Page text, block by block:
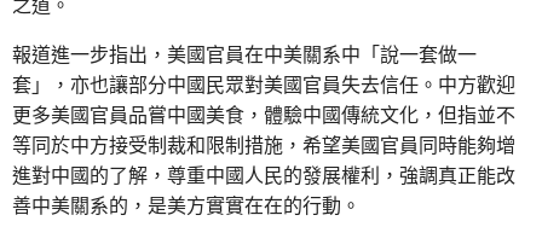
之道。
報道進一步指出，美國官員在中美關系中「說一套做一
套」，亦也讓部分中國民眾對美國官員失去信任。中方歡迎
更多美國官員品嘗中國美食，體驗中國傳統文化，但指並不
等同於中方接受制裁和限制措施，希望美國官員同時能夠增
進對中國的了解，尊重中國人民的發展權利，強調真正能改
善中美關系的，是美方實實在在的行動。